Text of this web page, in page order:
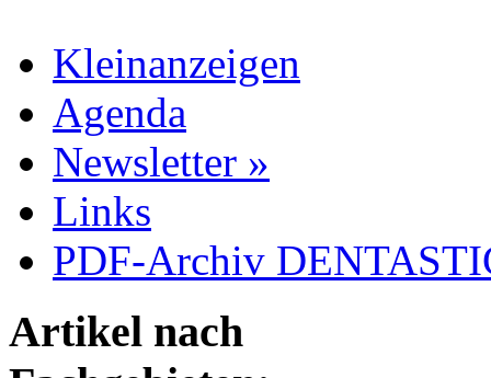
Kleinanzeigen
Agenda
Newsletter »
Links
PDF-Archiv
Artikel nach